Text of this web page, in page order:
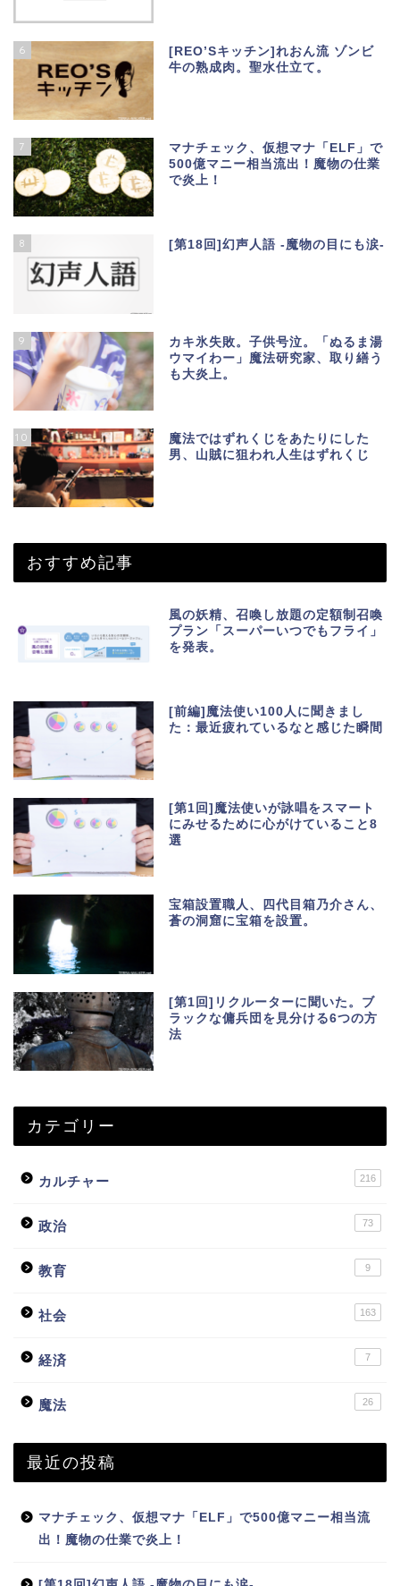
6
[REO’Sキッチン]れおん流 ゾンビ
牛の熟成肉。聖水仕立て。
7
マナチェック、仮想マナ「ELF」で
500億マニー相当流出！魔物の仕業
で炎上！
8 [第18回]幻声人語 -魔物の目にも涙-
9
カキ氷失敗。子供号泣。「ぬるま湯
ウマイわー」魔法研究家、取り繕う
も大炎上。
10
魔法ではずれくじをあたりにした
男、山賊に狙われ人生はずれくじ
おすすめ記事
風の妖精、召喚し放題の定額制召喚
プラン「スーパーいつでもフライ」
を発表。
[前編]魔法使い100人に聞きまし
た：最近疲れているなと感じた瞬間
[第1回]魔法使いが詠唱をスマート
にみせるために心がけていること8
選
宝箱設置職人、四代目箱乃介さん、
蒼の洞窟に宝箱を設置。
[第1回]リクルーターに聞いた。ブ
ラックな傭兵団を見分ける6つの方
法
カテゴリー
カルチャー 216
政治 73
教育 9
社会 163
経済 7
魔法 26
最近の投稿
マナチェック、仮想マナ「ELF」で500億マニー相当流
出！魔物の仕業で炎上！